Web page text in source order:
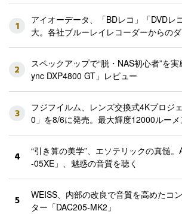
1
アイオーデータ、「BDレコ」「DVDレ
大。各社ブルーレイレコーダーからの
2
スペックアップで“脱・NAS初心者”を
ync DXP4800 GT」レビュー
3
フジフイルム、レンズ交換式4Kプロジ
0」を8/6に発売。最大輝度12000ルー
4
“引き算の美学”、エソテリックの真髄
-05XE」、魅惑の音質を聴く
5
WEISS、内部の改良で音質を高めたコ
ター「DAC205-MK2」